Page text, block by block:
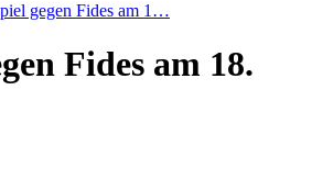
gegen Fides am 1…
Fides am 18.